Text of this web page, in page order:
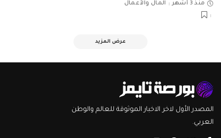
منذ 3 أشهر المال والأعمال
عرض المزيد
المصدر الأول لاخر الاخبار الموثوقة للعالم والوطن
العربي.